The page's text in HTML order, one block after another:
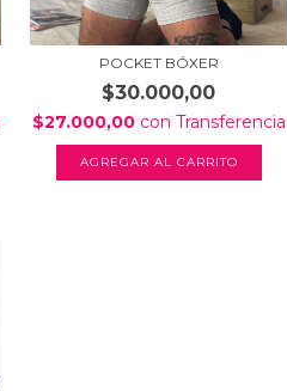
POCKET BÓXER
$30.000,00
$27.000,00 con Transferencia
AGREGAR AL CARRITO